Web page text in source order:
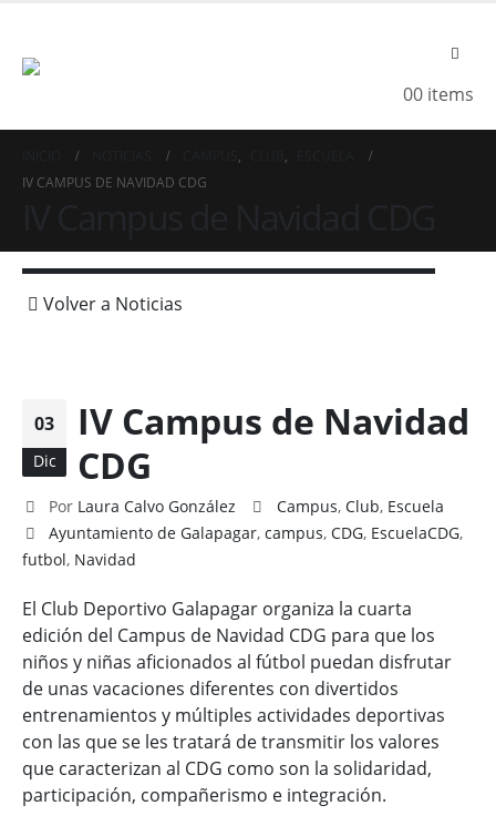
00 items
, ,
IV CAMPUS DE NAVIDAD CDG
Volver a Noticias
03
Dic
IV Campus de Navidad
CDG
Por Laura Calvo González Campus, Club, Escuela
Ayuntamiento de Galapagar,campus,CDG, EscuelaCDG,
futbol, Navidad
El Club Deportivo Galapagar organiza la cuarta
edición del Campus de Navidad CDG para que los
niños y niñas aficionados al fútbol puedan disfrutar
de unas vacaciones diferentes con divertidos
entrenamientos y múltiples actividades deportivas
con las que se les tratará de transmitir los valores
que caracterizan al CDG como son la solidaridad,
participación, compañerismo e integración.